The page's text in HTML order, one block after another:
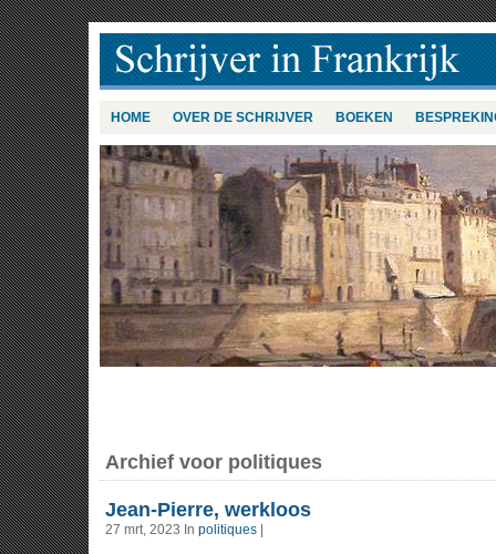
HOME OVER DE SCHRIJVER BOEKEN
Archief voor politiques
Jean-Pierre, werkloos
27 mrt, 2023 In politiques